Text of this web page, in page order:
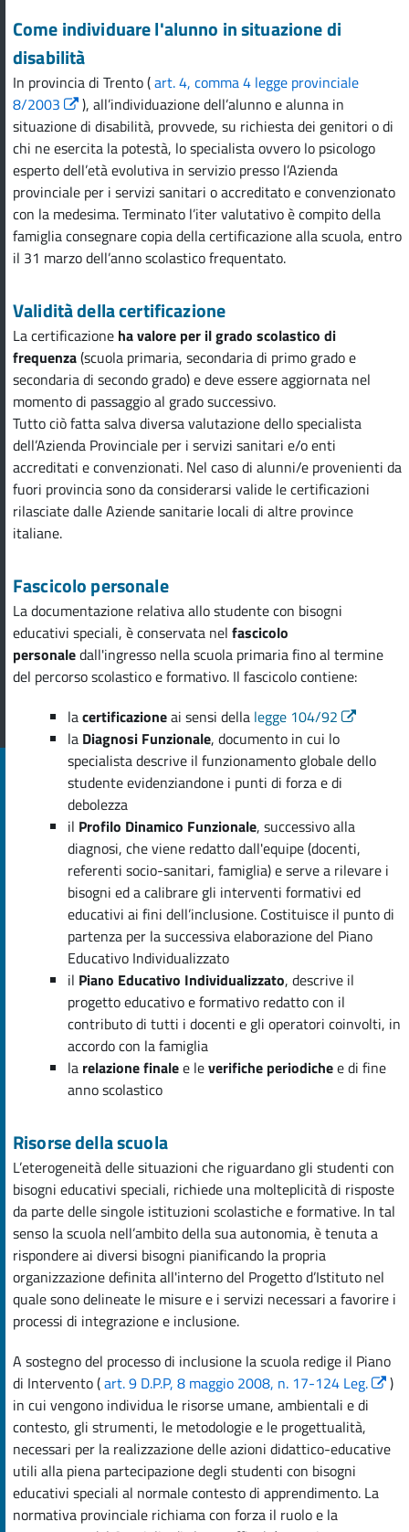
Come individuare l'alunno in situazione di
disabilità
In provincia di Trento (art. 4, comma 4 legge provinciale
8/2003
), all’individuazione dell’alunno e alunna in
situazione di disabilità, provvede, su richiesta dei genitori o di
chi ne esercita la potestà, lo specialista ovvero lo psicologo
esperto dell’età evolutiva in servizio presso l’Azienda
provinciale per i servizi sanitari o accreditato e convenzionato
con la medesima. Terminato l’iter valutativo è compito della
famiglia consegnare copia della certificazione alla scuola, entro
il 31 marzo dell’anno scolastico frequentato.
Validità della certificazione
La certificazione ha valore per il grado scolastico di
frequenza(scuola primaria, secondaria di primo grado e
secondaria di secondo grado) e deve essere aggiornata nel
momento di passaggio al grado successivo.
Tutto ciò fatta salva diversa valutazione dello specialista
dell’Azienda Provinciale per i servizi sanitari e/o enti
accreditati e convenzionati. Nel caso di alunni/e provenienti da
fuori provincia sono da considerarsi valide le certificazioni
rilasciate dalle Aziende sanitarie locali di altre province
italiane.
Fascicolo personale
La documentazione relativa allo studente con bisogni
educativi speciali, è conservata nel fascicolo
personaledall'ingresso nella scuola primaria fino al termine
del percorso scolastico e formativo. Il fascicolo contiene:
lacertificazioneai sensi della legge 104/92
la Diagnosi Funzionale, documento in cui lo
specialista descrive il funzionamento globale dello
studente evidenziandone i punti di forza e di
debolezza
il Profilo Dinamico Funzionale, successivo alla
diagnosi, che viene redatto dall'equipe (docenti,
referenti socio-sanitari, famiglia) e serve a rilevare i
bisogni ed a calibrare gli interventi formativi ed
educativi ai fini dell’inclusione. Costituisce il punto di
partenza per la successiva elaborazione del Piano
Educativo Individualizzato
il Piano Educativo Individualizzato, descrive il
progetto educativo e formativo redatto con il
contributo di tutti i docenti e gli operatori coinvolti, in
accordo con la famiglia
la relazione finalee leverifiche periodichee di fine
anno scolastico
Risorse della scuola
L’eterogeneità delle situazioni che riguardano gli studenti con
bisogni educativi speciali, richiede una molteplicità di risposte
da parte delle singole istituzioni scolastiche e formative. In tal
senso la scuola nell’ambito della sua autonomia, è tenuta a
rispondere ai diversi bisogni pianificando la propria
organizzazione definita all'interno del Progetto d’Istituto nel
quale sono delineate le misure e i servizi necessari a favorire i
processi di integrazione e inclusione.
A sostegno del processo di inclusione la scuola redige il Piano
di Intervento (art. 9 D.P.P, 8 maggio 2008, n. 17-124 Leg.
)
in cui vengono individua le risorse umane, ambientali e di
contesto, gli strumenti, le metodologie e le progettualità,
necessari per la realizzazione delle azioni didattico-educative
utili alla piena partecipazione degli studenti con bisogni
educativi speciali al normale contesto di apprendimento. La
normativa provinciale richiama con forza il ruolo e la